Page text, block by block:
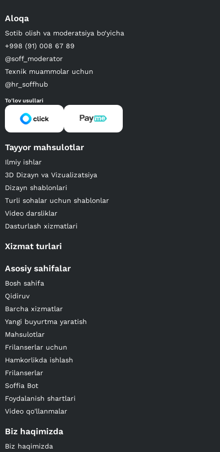
Aloqa
Sotib olish va moderatsiya bo‘yicha
+998 (91) 008 67 89
@soff_moderator
Texnik muammolar uchun
@hr_soffhub
To'lov usullari
Tayyor mahsulotlar
Ilmiy ishlar
3D Dizayn va Vizualizatsiya
Dizayn shablonlari
Turli sohalar uchun shablonlar
Video darsliklar
Dasturlash xizmatlari
Xizmat turlari
Asosiy sahifalar
Bosh sahifa
Qidiruv
Barcha xizmatlar
Yangi buyurtma yaratish
Mahsulotlar
Frilanserlar uchun
Hamkorlikda ishlash
Frilanserlar
Soffia Bot
Foydalanish shartlari
Video qo'llanmalar
Biz haqimizda
Biz haqimizda